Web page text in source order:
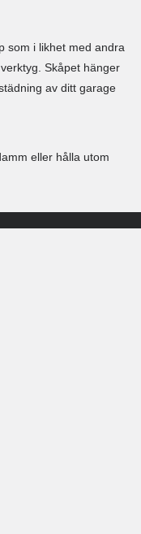
som i likhet med andra
Skåpet hänger
av ditt garage
eller hålla utom